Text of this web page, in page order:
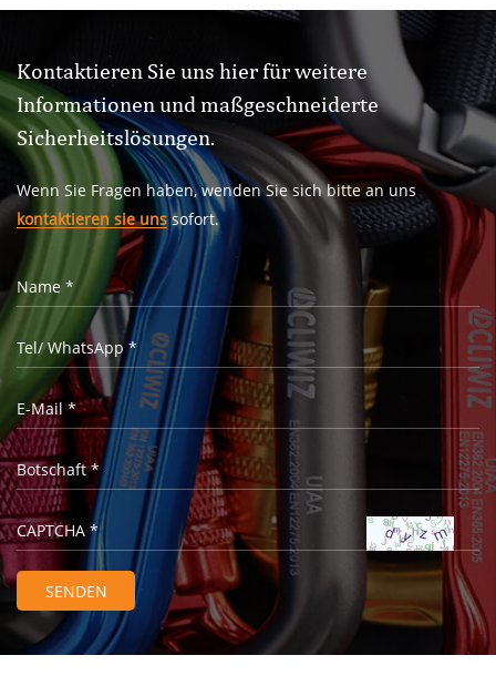
Sicherheitshaken
Automatisches 3-Stufen-
Hauptschloss
Sicherheitshaken
Automatische 2-Stufen-
Hauptverriegelung aus
Aluminiumlegierung
Kontaktieren Sie uns hier für weitere
Informationen und maßgeschneiderte
Sicherheitslösungen.
Wenn Sie Fragen haben, wenden Sie sich bitte an uns
kontaktieren sie unssofort.